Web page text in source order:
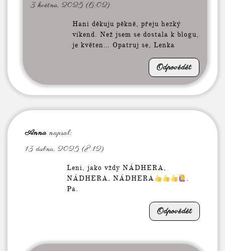
3 května, 2025 (6:02)
Hani děkuju pěkně, přeju hezký
víkend. Než jsem se dostala k blogu,
je květen… Opatruj se, Lenka
Odpovědět
Anna napsal:
13 dubna, 2025 (8:12)
Leni, jako vždy NÁDHERA,
NÁDHERA, NÁDHERA
.
Pa.
Odpovědět